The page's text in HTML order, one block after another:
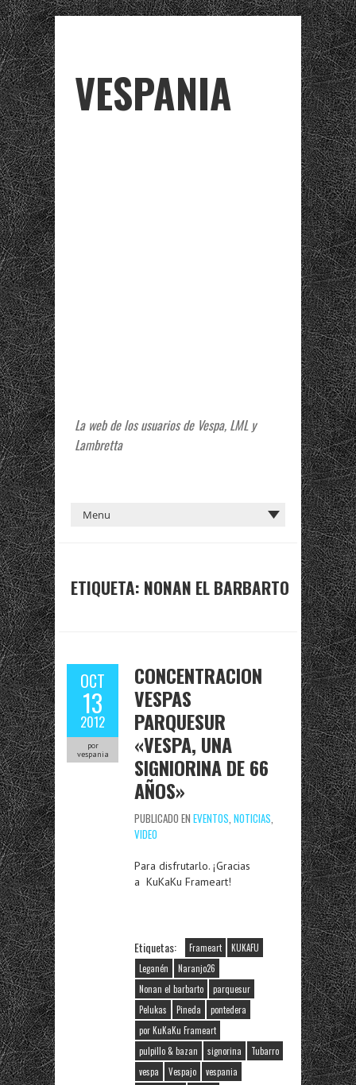
VESPANIA
La web de los usuarios de Vespa, LML y
Lambretta
ETIQUETA: NONAN EL BARBARTO
OCT
13
2012
por
vespania
CONCENTRACION
VESPAS
PARQUESUR
«VESPA, UNA
SIGNIORINA DE 66
AÑOS»
PUBLICADO EN EVENTOS, NOTICIAS,
VIDEO
Para disfrutarlo. ¡Gracias
a KuKaKu Frameart!
Etiquetas: Frameart
KUKAFU
Leganén
Naranjo26
Nonan el barbarto
parquesur
Pelukas
Pineda
pontedera
por KuKaKu Frameart
pulpillo & bazan
signorina
Tubarro
vespa
Vespajo
vespania